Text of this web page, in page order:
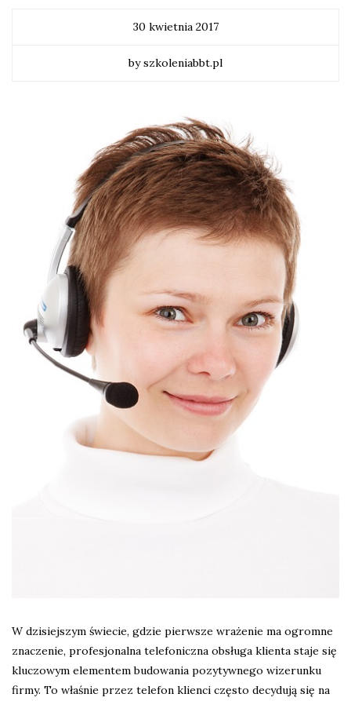
30 kwietnia 2017
by szkoleniabbt.pl
W dzisiejszym świecie, gdzie pierwsze wrażenie ma ogromne
znaczenie, profesjonalna telefoniczna obsługa klienta staje się
kluczowym elementem budowania pozytywnego wizerunku
firmy. To właśnie przez telefon klienci często decydują się na